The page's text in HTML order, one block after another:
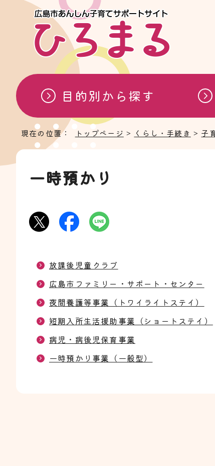
目的別から探す
現在の位置： トップページ > くらし・手続き > 子
一時預かり
放課後児童クラブ
広島市ファミリー・サポート・センター
夜間養護等事業（トワイライトステイ）
短期入所生活援助事業（ショートステイ）
病児・病後児保育事業
一時預かり事業（一般型）